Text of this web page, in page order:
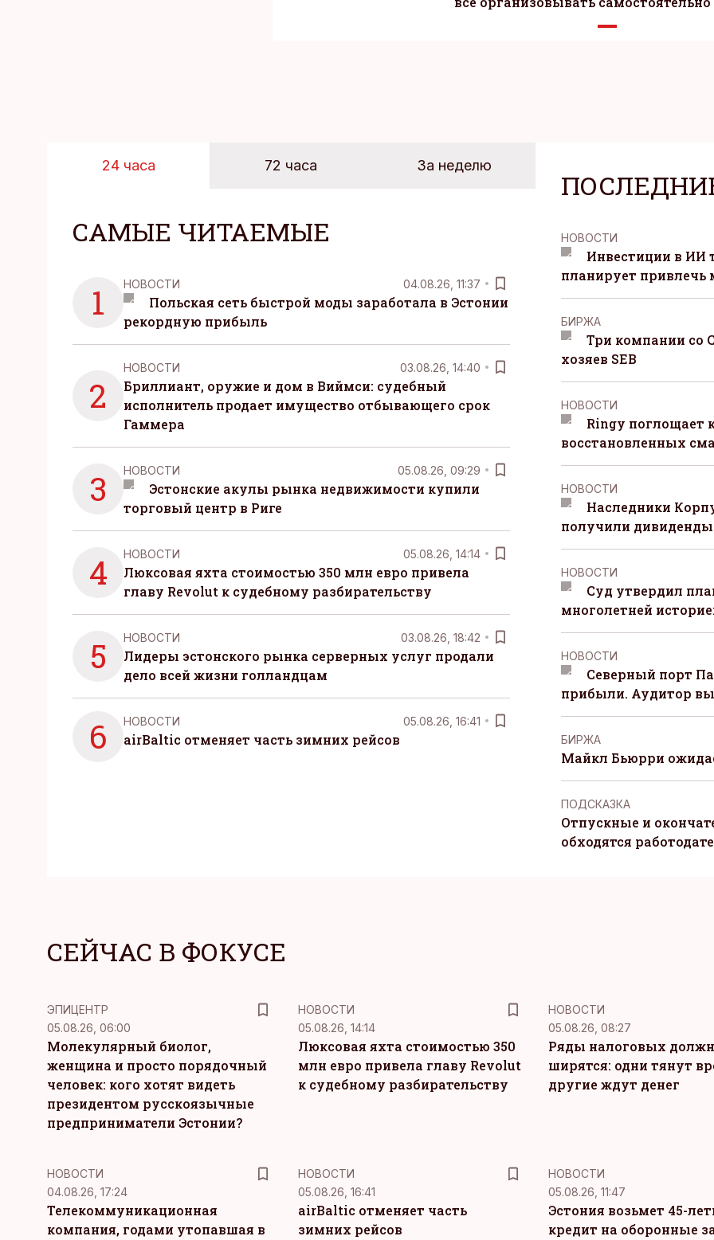
24 часа 72 часа За неделю
САМЫЕ ЧИТАЕМЫЕ
1 НОВОСТИ 04.08.26, 11:37
Польская сеть быстрой моды заработала в Эстонии
рекордную прибыль
2
НОВОСТИ 03.08.26, 14:40
Бриллиант, оружие и дом в Виймси: судебный
исполнитель продает имущество отбывающего срок
Гаммера
3 НОВОСТИ 05.08.26, 09:29
Эстонские акулы рынка недвижимости купили
торговый центр в Риге
4 НОВОСТИ 05.08.26, 14:14
Люксовая яхта стоимостью 350 млн евро привела
главу Revolut к судебному разбирательству
5 НОВОСТИ 03.08.26, 18:42
Лидеры эстонского рынка серверных услуг продали
дело всей жизни голландцам
6 НОВОСТИ 05.08.26, 16:41
airBaltic отменяет часть зимних рейсов
НОВОСТИ
Инвестиции в ИИ
планирует
БИРЖА
Три компании со
хозяев SEB
НОВОСТИ
Ringy поглощает
восстановленных
НОВОСТИ
Наследники
получили
НОВОСТИ
Суд утвердил
многолетней
НОВОСТИ
Северный порт
прибыли. Аудитор
БИРЖА
Майкл Бьюрри
ПОДСКАЗКА
Отпускные и
обходятся
СЕЙЧАС В ФОКУСЕ
ЭПИЦЕНТР
05.08.26, 06:00
Молекулярный биолог,
женщина и просто порядочный
человек: кого хотят видеть
президентом русскоязычные
предприниматели Эстонии?
НОВОСТИ
05.08.26, 14:14
Люксовая яхта стоимостью 350
млн евро привела главу Revolut
к судебному разбирательству
НОВОСТИ
05.08.26, 08:27
Ряды налоговых
ширятся: одни тянут
другие ждут денег
НОВОСТИ
04.08.26, 17:24
Телекоммуникационная
компания, годами утопавшая в
НОВОСТИ
05.08.26, 16:41
airBaltic отменяет часть
зимних рейсов
НОВОСТИ
05.08.26, 11:47
Эстония возьмет 45-
кредит на оборонные